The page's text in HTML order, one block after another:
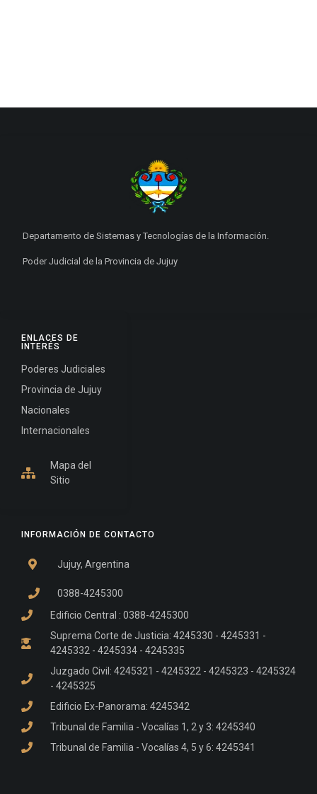
INFORMACIÓN DE CONTACTO
Jujuy, Argentina
0388-4245300
Edificio Central : 0388-4245300
Suprema Corte de Justicia: 4245330 - 4245331 -
4245332 - 4245334 - 4245335
Juzgado Civil: 4245321 - 4245322 - 4245323 - 4245324
- 4245325
Edificio Ex-Panorama: 4245342
Tribunal de Familia - Vocalías 1, 2 y 3: 4245340
Tribunal de Familia - Vocalías 4, 5 y 6: 4245341
ENLACES DE
INTERÉS
Poderes Judiciales
Provincia de Jujuy
Nacionales
Internacionales
Mapa del
Sitio
Departamento de Sistemas y Tecnologías de la Información.
Poder Judicial de la Provincia de Jujuy